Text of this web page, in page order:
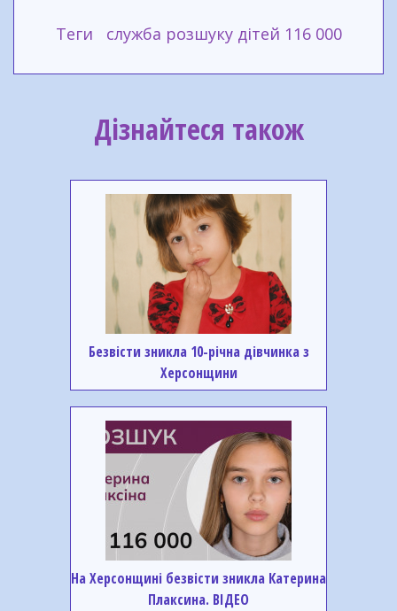
Теги служба розшуку дітей 116 000
Дізнайтеся також
Безвісти зникла 10-річна дівчинка з
Херсонщини
На Херсонщині безвісти зникла Катерина
Плаксина. ВІДЕО